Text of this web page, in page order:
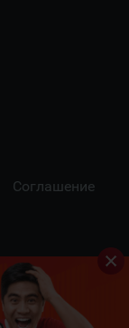
Соглашение